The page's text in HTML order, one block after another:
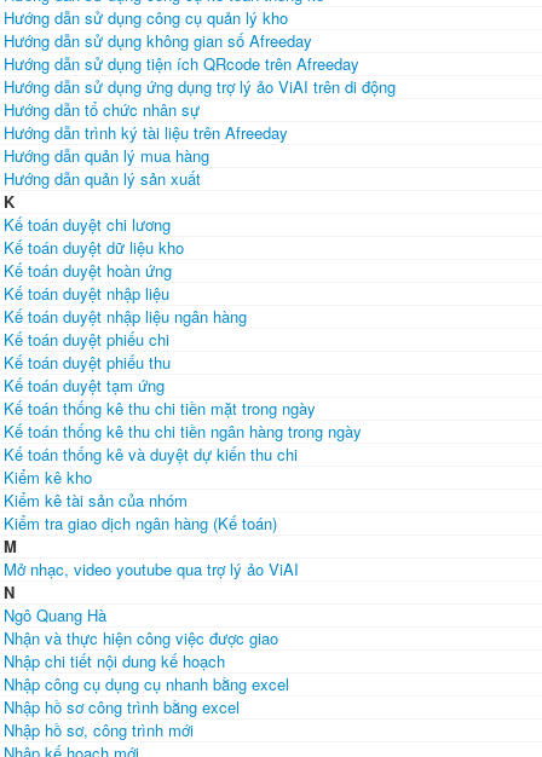
Hướng dẫn sử dụng công cụ quản lý kho
Hướng dẫn sử dụng không gian số Afreeday
Hướng dẫn sử dụng tiện ích QRcode trên Afreeday
Hướng dẫn sử dụng ứng dụng trợ lý ảo ViAI trên di động
Hướng dẫn tổ chức nhân sự
Hướng dẫn trình ký tài liệu trên Afreeday
Hướng dẫn quản lý mua hàng
Hướng dẫn quản lý sản xuất
K
Kế toán duyệt chi lương
Kế toán duyệt dữ liệu kho
Kế toán duyệt hoàn ứng
Kế toán duyệt nhập liệu
Kế toán duyệt nhập liệu ngân hàng
Kế toán duyệt phiếu chi
Kế toán duyệt phiếu thu
Kế toán duyệt tạm ứng
Kế toán thống kê thu chi tiền mặt trong ngày
Kế toán thống kê thu chi tiền ngân hàng trong ngày
Kế toán thống kê và duyệt dự kiến thu chi
Kiểm kê kho
Kiểm kê tài sản của nhóm
Kiểm tra giao dịch ngân hàng (Kế toán)
M
Mở nhạc, video youtube qua trợ lý ảo ViAI
N
Ngô Quang Hà
Nhận và thực hiện công việc được giao
Nhập chi tiết nội dung kế hoạch
Nhập công cụ dụng cụ nhanh bằng excel
Nhập hồ sơ công trình bằng excel
Nhập hồ sơ, công trình mới